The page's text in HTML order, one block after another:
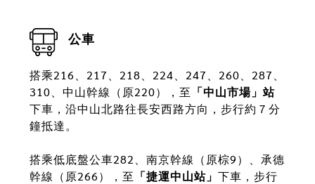
公車
搭乘216、217、218、224、247、260、287、
310、中山幹線（原220），至 「中山市場」站
下車，沿中山北路往長安西路方向，步行約７分
鐘抵達。
搭乘低底盤公車282、南京幹線（原棕9）、承德
幹線（原266），至 「捷運中山站」下車，步行